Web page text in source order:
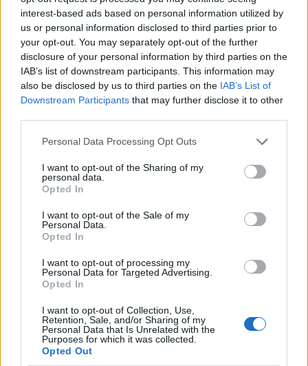
interest-based ads based on personal information utilized by
us or personal information disclosed to third parties prior to
your opt-out. You may separately opt-out of the further
disclosure of your personal information by third parties on the
IAB’s list of downstream participants. This information may
also be disclosed by us to third parties on the IAB’s List of
Downstream Participants that may further disclose it to other
Personal Data Processing Opt Outs
I want to opt-out of the Sharing of my
personal data.
Opted In
I want to opt-out of the Sale of my
Personal Data.
Opted In
I want to opt-out of processing my
Personal Data for Targeted Advertising.
Opted In
I want to opt-out of Collection, Use,
Retention, Sale, and/or Sharing of my
Personal Data that Is Unrelated with the
Purposes for which it was collected.
Opted Out
Pedig szóltam… – Miért nem hiszünk a
nőknek, amikor segítséget kérnek?
A legidegesítőbb kifejezések laza
gyűjteménye
Elyna Robbs: Adéle és az örökölt árnyak
A világ legismertebb ruhái